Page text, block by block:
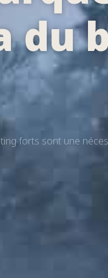
du
forts sont une